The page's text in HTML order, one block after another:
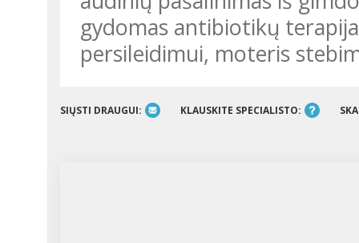
gydomas antibiotikų
persileidimui, moteris
SIŲSTI DRAUGUI: KLAUSKITE SPECIALISTO: